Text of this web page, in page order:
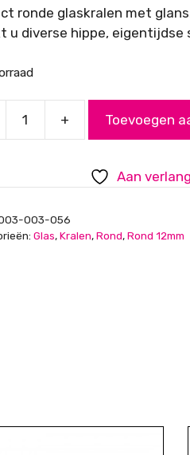
ronde glaskralen met
u diverse hippe, eigentijdse
+ Toevoegen
Aan
003-056
Glas,Kralen,Rond,Rond 12mm